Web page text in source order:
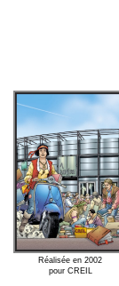
Réalisée en 2002
pour CREIL